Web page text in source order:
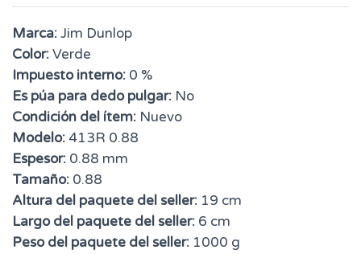
Marca:Jim Dunlop
Color:Verde
Impuesto interno: 0 %
Es púa para dedo pulgar: No
Condición del ítem: Nuevo
Modelo: 413R 0.88
Espesor: 0.88 mm
Tamaño: 0.88
Altura del paquete del seller: 19 cm
Largo del paquete del seller: 6 cm
Peso del paquete del seller: 1000 g